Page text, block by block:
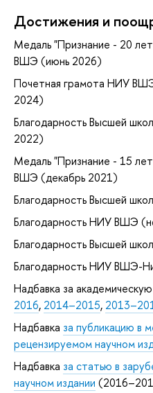
Достижения и
Медаль "Признание - 20
ВШЭ (июнь 2026)
Почетная грамота НИУ
2024)
Благодарность Высшей
2022)
Медаль "Признание - 15
ВШЭ (декабрь 2021)
Благодарность Высшей
Благодарность НИУ ВШЭ
Благодарность Высшей
Благодарность НИУ ВШЭ-
Надбавка за
2016, 2014–2015,
Надбавка за публикацию в
рецензируемом научном
Надбавка за статью в
научном издании